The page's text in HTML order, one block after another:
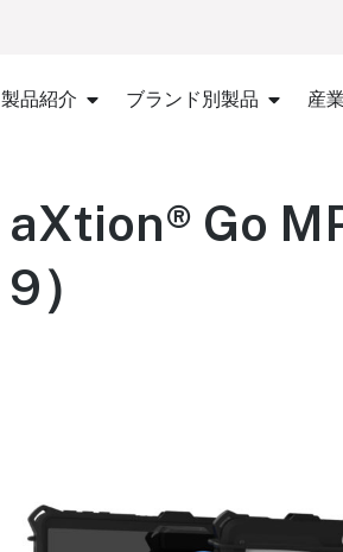
製品紹介 ブランド別製品 産
aXtion® Go
9）